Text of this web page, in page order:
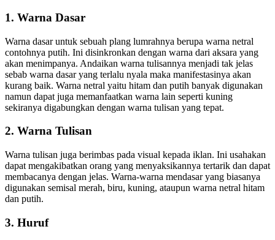
1. Warna Dasar
Warna dasar untuk sebuah plang lumrahnya berupa warna netral
contohnya putih. Ini disinkronkan dengan warna dari aksara yang
akan menimpanya. Andaikan warna tulisannya menjadi tak jelas
sebab warna dasar yang terlalu nyala maka manifestasinya akan
kurang baik. Warna netral yaitu hitam dan putih banyak digunakan
namun dapat juga memanfaatkan warna lain seperti kuning
sekiranya digabungkan dengan warna tulisan yang tepat.
2. Warna Tulisan
Warna tulisan juga berimbas pada visual kepada iklan. Ini usahakan
dapat mengakibatkan orang yang menyaksikannya tertarik dan dapat
membacanya dengan jelas. Warna-warna mendasar yang biasanya
digunakan semisal merah, biru, kuning, ataupun warna netral hitam
dan putih.
3. Huruf